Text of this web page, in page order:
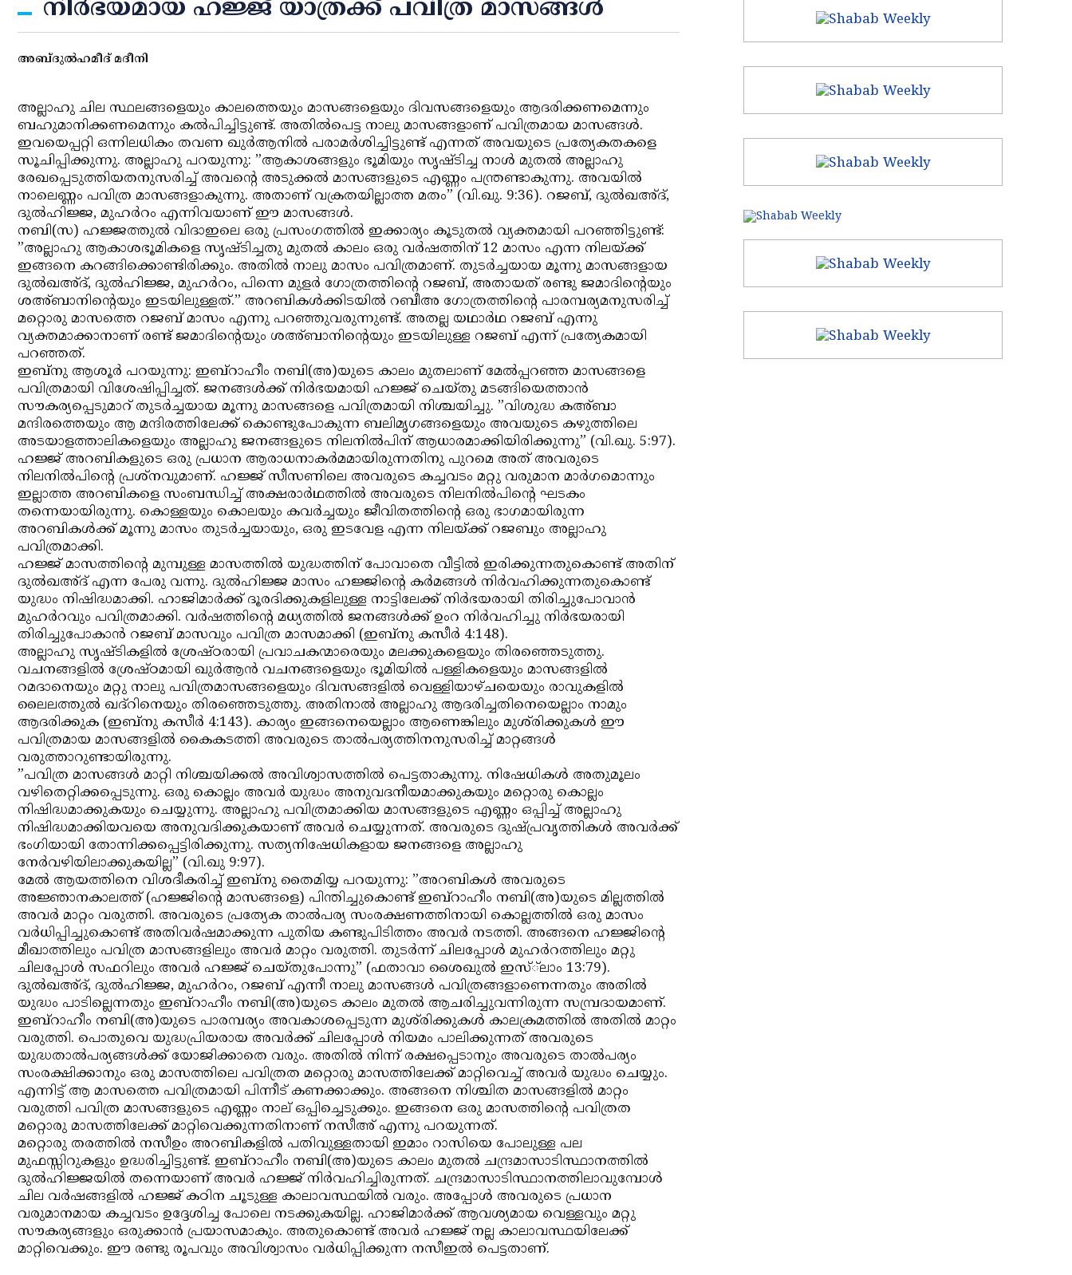
നിര്‍ഭയമായ ഹജ്ജ് യാത്രക്ക് പവിത്ര മാസങ്ങള്‍
അബ്ദുല്‍ഹമീദ് മദീനി
അല്ലാഹു ചില സ്ഥലങ്ങളെയും കാലത്തെയും മാസങ്ങളെയും ദിവസങ്ങളെയും ആദരിക്കണമെന്നും
ബഹുമാനിക്കണമെന്നും കല്‍പിച്ചിട്ടുണ്ട്. അതില്‍പെട്ട നാലു മാസങ്ങളാണ് പവിത്രമായ മാസങ്ങള്‍.
ഇവയെപ്പറ്റി ഒന്നിലധികം തവണ ഖുര്‍ആനില്‍ പരാമര്‍ശിച്ചിട്ടുണ്ട് എന്നത് അവയുടെ പ്രത്യേകതകളെ
സൂചിപ്പിക്കുന്നു. അല്ലാഹു പറയുന്നു: ”ആകാശങ്ങളും ഭൂമിയും സൃഷ്ടിച്ച നാള്‍ മുതല്‍ അല്ലാഹു
രേഖപ്പെടുത്തിയതനുസരിച്ച് അവന്റെ അടുക്കല്‍ മാസങ്ങളുടെ എണ്ണം പന്ത്രണ്ടാകുന്നു. അവയില്‍
നാലെണ്ണം പവിത്ര മാസങ്ങളാകുന്നു. അതാണ് വക്രതയില്ലാത്ത മതം” (വി.ഖു. 9:36). റജബ്, ദുല്‍ഖഅ്ദ്,
ദുല്‍ഹിജ്ജ, മുഹര്‍റം എന്നിവയാണ് ഈ മാസങ്ങള്‍.
നബി(സ) ഹജ്ജത്തുല്‍ വിദാഇലെ ഒരു പ്രസംഗത്തില്‍ ഇക്കാര്യം കൂടുതല്‍ വ്യക്തമായി പറഞ്ഞിട്ടുണ്ട്:
”അല്ലാഹു ആകാശഭൂമികളെ സൃഷ്ടിച്ചതു മുതല്‍ കാലം ഒരു വര്‍ഷത്തിന് 12 മാസം എന്ന നിലയ്ക്ക്
ഇങ്ങനെ കറങ്ങിക്കൊണ്ടിരിക്കും. അതില്‍ നാലു മാസം പവിത്രമാണ്. തുടര്‍ച്ചയായ മൂന്നു മാസങ്ങളായ
ദുല്‍ഖഅ്ദ്, ദുല്‍ഹിജ്ജ, മുഹര്‍റം, പിന്നെ മുളര്‍ ഗോത്രത്തിന്റെ റജബ്, അതായത് രണ്ടു ജമാദിന്റെയും
ശഅ്ബാനിന്റെയും ഇടയിലുള്ളത്.” അറബികള്‍ക്കിടയില്‍ റബീഅ ഗോത്രത്തിന്റെ പാരമ്പര്യമനുസരിച്ച്
മറ്റൊരു മാസത്തെ റജബ് മാസം എന്നു പറഞ്ഞുവരുന്നുണ്ട്. അതല്ല യഥാര്‍ഥ റജബ് എന്നു
വ്യക്തമാക്കാനാണ് രണ്ട് ജമാദിന്റെയും ശഅ്ബാനിന്റെയും ഇടയിലുള്ള റജബ് എന്ന് പ്രത്യേകമായി
പറഞ്ഞത്.
ഇബ്‌നു ആശൂര്‍ പറയുന്നു: ഇബ്‌റാഹീം നബി(അ)യുടെ കാലം മുതലാണ് മേല്‍പ്പറഞ്ഞ മാസങ്ങളെ
പവിത്രമായി വിശേഷിപ്പിച്ചത്. ജനങ്ങള്‍ക്ക് നിര്‍ഭയമായി ഹജ്ജ് ചെയ്തു മടങ്ങിയെത്താന്‍
സൗകര്യപ്പെടുമാറ് തുടര്‍ച്ചയായ മൂന്നു മാസങ്ങളെ പവിത്രമായി നിശ്ചയിച്ചു. ”വിശുദ്ധ കഅ്ബാ
മന്ദിരത്തെയും ആ മന്ദിരത്തിലേക്ക് കൊണ്ടുപോകുന്ന ബലിമൃഗങ്ങളെയും അവയുടെ കഴുത്തിലെ
അടയാളത്താലികളെയും അല്ലാഹു ജനങ്ങളുടെ നിലനില്‍പിന് ആധാരമാക്കിയിരിക്കുന്നു” (വി.ഖു. 5:97).
ഹജ്ജ് അറബികളുടെ ഒരു പ്രധാന ആരാധനാകര്‍മമായിരുന്നതിനു പുറമെ അത് അവരുടെ
നിലനില്‍പിന്റെ പ്രശ്‌നവുമാണ്. ഹജ്ജ് സീസണിലെ അവരുടെ കച്ചവടം മറ്റു വരുമാന മാര്‍ഗമൊന്നും
ഇല്ലാത്ത അറബികളെ സംബന്ധിച്ച് അക്ഷരാര്‍ഥത്തില്‍ അവരുടെ നിലനില്‍പിന്റെ ഘടകം
തന്നെയായിരുന്നു. കൊള്ളയും കൊലയും കവര്‍ച്ചയും ജീവിതത്തിന്റെ ഒരു ഭാഗമായിരുന്ന
അറബികള്‍ക്ക് മൂന്നു മാസം തുടര്‍ച്ചയായും, ഒരു ഇടവേള എന്ന നിലയ്ക്ക് റജബും അല്ലാഹു
പവിത്രമാക്കി.
ഹജ്ജ് മാസത്തിന്റെ മുമ്പുള്ള മാസത്തില്‍ യുദ്ധത്തിന് പോവാതെ വീട്ടില്‍ ഇരിക്കുന്നതുകൊണ്ട് അതിന്
ദുല്‍ഖഅ്ദ് എന്ന പേരു വന്നു. ദുല്‍ഹിജ്ജ മാസം ഹജ്ജിന്റെ കര്‍മങ്ങള്‍ നിര്‍വഹിക്കുന്നതുകൊണ്ട്
യുദ്ധം നിഷിദ്ധമാക്കി. ഹാജിമാര്‍ക്ക് ദൂരദിക്കുകളിലുള്ള നാട്ടിലേക്ക് നിര്‍ഭയരായി തിരിച്ചുപോവാന്‍
മുഹര്‍റവും പവിത്രമാക്കി. വര്‍ഷത്തിന്റെ മധ്യത്തില്‍ ജനങ്ങള്‍ക്ക് ഉംറ നിര്‍വഹിച്ചു നിര്‍ഭയരായി
തിരിച്ചുപോകാന്‍ റജബ് മാസവും പവിത്ര മാസമാക്കി (ഇബ്‌നു കസീര്‍ 4:148).
അല്ലാഹു സൃഷ്ടികളില്‍ ശ്രേഷ്ഠരായി പ്രവാചകന്മാരെയും മലക്കുകളെയും തിരഞ്ഞെടുത്തു.
വചനങ്ങളില്‍ ശ്രേഷ്ഠമായി ഖുര്‍ആന്‍ വചനങ്ങളെയും ഭൂമിയില്‍ പള്ളികളെയും മാസങ്ങളില്‍
റമദാനെയും മറ്റു നാലു പവിത്രമാസങ്ങളെയും ദിവസങ്ങളില്‍ വെള്ളിയാഴ്ചയെയും രാവുകളില്‍
ലൈലത്തുല്‍ ഖദ്‌റിനെയും തിരഞ്ഞെടുത്തു. അതിനാല്‍ അല്ലാഹു ആദരിച്ചതിനെയെല്ലാം നാമും
ആദരിക്കുക (ഇബ്‌നു കസീര്‍ 4:143). കാര്യം ഇങ്ങനെയെല്ലാം ആണെങ്കിലും മുശ്‌രിക്കുകള്‍ ഈ
പവിത്രമായ മാസങ്ങളില്‍ കൈകടത്തി അവരുടെ താല്‍പര്യത്തിനനുസരിച്ച് മാറ്റങ്ങള്‍
വരുത്താറുണ്ടായിരുന്നു.
”പവിത്ര മാസങ്ങള്‍ മാറ്റി നിശ്ചയിക്കല്‍ അവിശ്വാസത്തില്‍ പെട്ടതാകുന്നു. നിഷേധികള്‍ അതുമൂലം
വഴിതെറ്റിക്കപ്പെടുന്നു. ഒരു കൊല്ലം അവര്‍ യുദ്ധം അനുവദനീയമാക്കുകയും മറ്റൊരു കൊല്ലം
നിഷിദ്ധമാക്കുകയും ചെയ്യുന്നു. അല്ലാഹു പവിത്രമാക്കിയ മാസങ്ങളുടെ എണ്ണം ഒപ്പിച്ച് അല്ലാഹു
നിഷിദ്ധമാക്കിയവയെ അനുവദിക്കുകയാണ് അവര്‍ ചെയ്യുന്നത്. അവരുടെ ദുഷ്പ്രവൃത്തികള്‍ അവര്‍ക്ക്
ഭംഗിയായി തോന്നിക്കപ്പെട്ടിരിക്കുന്നു. സത്യനിഷേധികളായ ജനങ്ങളെ അല്ലാഹു
നേര്‍വഴിയിലാക്കുകയില്ല” (വി.ഖു 9:97).
മേല്‍ ആയത്തിനെ വിശദീകരിച്ച് ഇബ്‌നു തൈമിയ്യ പറയുന്നു: ”അറബികള്‍ അവരുടെ
അജ്ഞാനകാലത്ത് (ഹജ്ജിന്റെ മാസങ്ങളെ) പിന്തിച്ചുകൊണ്ട് ഇബ്‌റാഹീം നബി(അ)യുടെ മില്ലത്തില്‍
അവര്‍ മാറ്റം വരുത്തി. അവരുടെ പ്രത്യേക താല്‍പര്യ സംരക്ഷണത്തിനായി കൊല്ലത്തില്‍ ഒരു മാസം
വര്‍ധിപ്പിച്ചുകൊണ്ട് അതിവര്‍ഷമാക്കുന്ന പുതിയ കണ്ടുപിടിത്തം അവര്‍ നടത്തി. അങ്ങനെ ഹജ്ജിന്റെ
മീഖാത്തിലും പവിത്ര മാസങ്ങളിലും അവര്‍ മാറ്റം വരുത്തി. തുടര്‍ന്ന് ചിലപ്പോള്‍ മുഹര്‍റത്തിലും മറ്റു
ചിലപ്പോള്‍ സഫറിലും അവര്‍ ഹജ്ജ് ചെയ്തുപോന്നു” (ഫതാവാ ശൈഖുല്‍ ഇസ്്ലാം 13:79).
ദുല്‍ഖഅ്ദ്, ദുല്‍ഹിജ്ജ, മുഹര്‍റം, റജബ് എന്നീ നാലു മാസങ്ങള്‍ പവിത്രങ്ങളാണെന്നതും അതില്‍
യുദ്ധം പാടില്ലെന്നതും ഇബ്‌റാഹീം നബി(അ)യുടെ കാലം മുതല്‍ ആചരിച്ചുവന്നിരുന്ന സമ്പ്രദായമാണ്.
ഇബ്‌റാഹീം നബി(അ)യുടെ പാരമ്പര്യം അവകാശപ്പെടുന്ന മുശ്‌രിക്കുകള്‍ കാലക്രമത്തില്‍ അതില്‍ മാറ്റം
വരുത്തി. പൊതുവെ യുദ്ധപ്രിയരായ അവര്‍ക്ക് ചിലപ്പോള്‍ നിയമം പാലിക്കുന്നത് അവരുടെ
യുദ്ധതാല്‍പര്യങ്ങള്‍ക്ക് യോജിക്കാതെ വരും. അതില്‍ നിന്ന് രക്ഷപ്പെടാനും അവരുടെ താല്‍പര്യം
സംരക്ഷിക്കാനും ഒരു മാസത്തിലെ പവിത്രത മറ്റൊരു മാസത്തിലേക്ക് മാറ്റിവെച്ച് അവര്‍ യുദ്ധം ചെയ്യും.
എന്നിട്ട് ആ മാസത്തെ പവിത്രമായി പിന്നീട് കണക്കാക്കും. അങ്ങനെ നിശ്ചിത മാസങ്ങളില്‍ മാറ്റം
വരുത്തി പവിത്ര മാസങ്ങളുടെ എണ്ണം നാല് ഒപ്പിച്ചെടുക്കും. ഇങ്ങനെ ഒരു മാസത്തിന്റെ പവിത്രത
മറ്റൊരു മാസത്തിലേക്ക് മാറ്റിവെക്കുന്നതിനാണ് നസീഅ് എന്നു പറയുന്നത്.
മറ്റൊരു തരത്തില്‍ നസീഉം അറബികളില്‍ പതിവുള്ളതായി ഇമാം റാസിയെ പോലുള്ള പല
മുഫസ്സിറുകളും ഉദ്ധരിച്ചിട്ടുണ്ട്. ഇബ്‌റാഹീം നബി(അ)യുടെ കാലം മുതല്‍ ചന്ദ്രമാസാടിസ്ഥാനത്തില്‍
ദുല്‍ഹിജ്ജയില്‍ തന്നെയാണ് അവര്‍ ഹജ്ജ് നിര്‍വഹിച്ചിരുന്നത്. ചന്ദ്രമാസാടിസ്ഥാനത്തിലാവുമ്പോള്‍
ചില വര്‍ഷങ്ങളില്‍ ഹജ്ജ് കഠിന ചൂടുള്ള കാലാവസ്ഥയില്‍ വരും. അപ്പോള്‍ അവരുടെ പ്രധാന
വരുമാനമായ കച്ചവടം ഉദ്ദേശിച്ച പോലെ നടക്കുകയില്ല. ഹാജിമാര്‍ക്ക് ആവശ്യമായ വെള്ളവും മറ്റു
സൗകര്യങ്ങളും ഒരുക്കാന്‍ പ്രയാസമാകും. അതുകൊണ്ട് അവര്‍ ഹജ്ജ് നല്ല കാലാവസ്ഥയിലേക്ക്
മാറ്റിവെക്കും. ഈ രണ്ടു രൂപവും അവിശ്വാസം വര്‍ധിപ്പിക്കുന്ന നസീഇല്‍ പെട്ടതാണ്.